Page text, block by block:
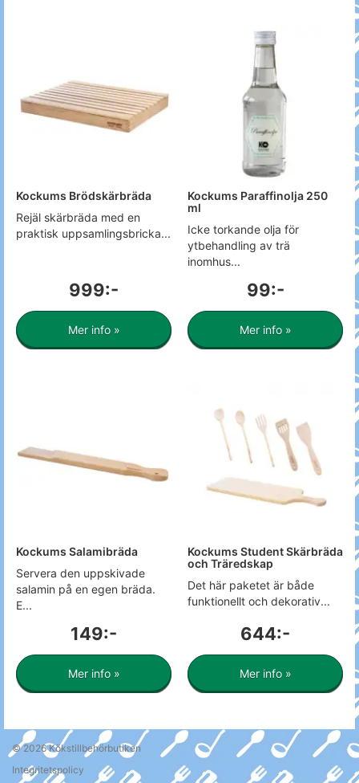
Kockums Brödskärbräda
Rejäl skärbräda med en
praktisk uppsamlingsbricka...
999:-
Mer info »
Kockums Paraffinolja 250
ml
Icke torkande olja för
ytbehandling av trä
inomhus...
99:-
Mer info »
Kockums Salamibräda
Servera den uppskivade
salamin på en egen bräda.
E...
149:-
Mer info »
Kockums Student Skärbräda
och Träredskap
Det här paketet är både
funktionellt och dekorativ...
644:-
Mer info »
© 2026Kökstillbehörbutiken
Integritetspolicy